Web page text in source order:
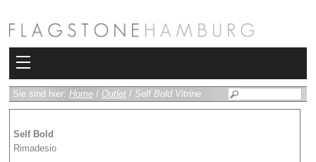
Kollektionen
Bad
Sie sind hier: Home / Outlet / Self Bold Vitrine
Self Bold
Rimadesio